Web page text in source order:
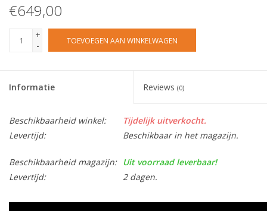
€649,00
+
-
TOEVOEGEN AAN WINKELWAGEN
Informatie Reviews (0)
Beschikbaarheid winkel:
Tijdelijk uitverkocht.
Levertijd:
Beschikbaar in het magazijn.
Beschikbaarheid magazijn:
Uit voorraad leverbaar!
Levertijd:
2 dagen.